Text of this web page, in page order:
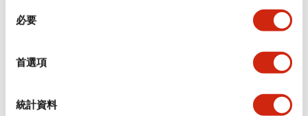
必要
首選項
統計資料
環境規範
機械規格